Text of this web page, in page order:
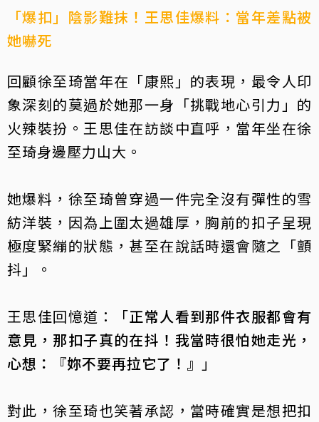
「爆扣」陰影難抹！王思佳爆料：當年差點被
她嚇死
回顧徐至琦當年在「康熙」的表現，最令人印
象深刻的莫過於她那一身「挑戰地心引力」的
火辣裝扮。王思佳在訪談中直呼，當年坐在徐
至琦身邊壓力山大。
她爆料，徐至琦曾穿過一件完全沒有彈性的雪
紡洋裝，因為上圍太過雄厚，胸前的扣子呈現
極度緊繃的狀態，甚至在說話時還會隨之「顫
抖」。
王思佳回憶道：「正常人看到那件衣服都會有
意見，那扣子真的在抖！我當時很怕她走光，
心想：『妳不要再拉它了！』 」
對此，徐至琦也笑著承認，當時確實是想把扣